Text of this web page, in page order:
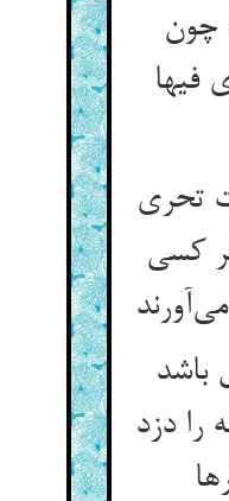
چون
فیها
تحری
کسی
باشد
را دزد